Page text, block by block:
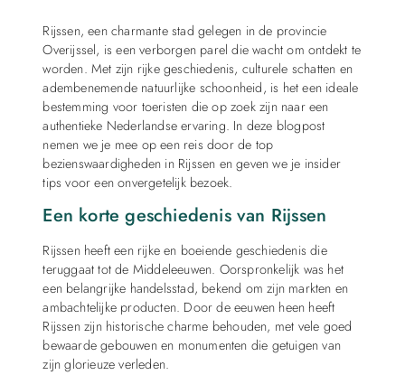
Rijssen, een charmante stad gelegen in de provincie
Overijssel, is een verborgen parel die wacht om ontdekt te
worden. Met zijn rijke geschiedenis, culturele schatten en
adembenemende natuurlijke schoonheid, is het een ideale
bestemming voor toeristen die op zoek zijn naar een
authentieke Nederlandse ervaring. In deze blogpost
nemen we je mee op een reis door de top
bezienswaardigheden in Rijssen en geven we je insider
tips voor een onvergetelijk bezoek.
Een korte geschiedenis van Rijssen
Rijssen heeft een rijke en boeiende geschiedenis die
teruggaat tot de Middeleeuwen. Oorspronkelijk was het
een belangrijke handelsstad, bekend om zijn markten en
ambachtelijke producten. Door de eeuwen heen heeft
Rijssen zijn historische charme behouden, met vele goed
bewaarde gebouwen en monumenten die getuigen van
zijn glorieuze verleden.